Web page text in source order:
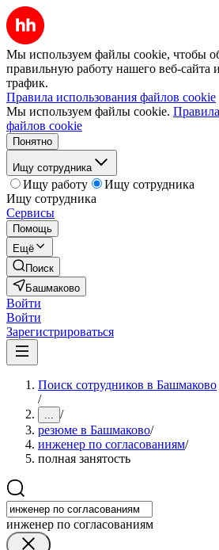
Мы используем файлы cookie, чтобы
правильную работу нашего веб-сайта
трафик.
Правила использования файлов cookie
Мы используем файлы cookie.
файлов cookie
Понятно
Ищу сотрудника
Ищу работу
Ищу сотрудника
Ищу сотрудника
Сервисы
Помощь
Ещё
Поиск
Башмаково
Войти
Войти
Зарегистрироваться
Поиск сотрудников в Башмаково
/
... /
резюме в Башмаково/
инженер по согласованиям/
полная занятость
инженер по согласованиям